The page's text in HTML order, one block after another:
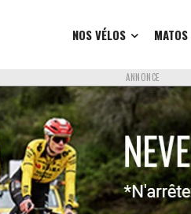
NOS VÉLOS MATOS
ANNONCE